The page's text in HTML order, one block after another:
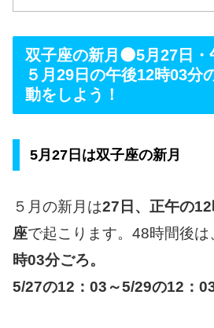
双子座の新月🌑5月27日・
５月29日の午後12時03分
動をしよう！
5月27日は双子座の新月
５月の新月は27日、正午の
座で起こります。48時間後は
時03分ごろ。
5/27の12：03～5/29の12：